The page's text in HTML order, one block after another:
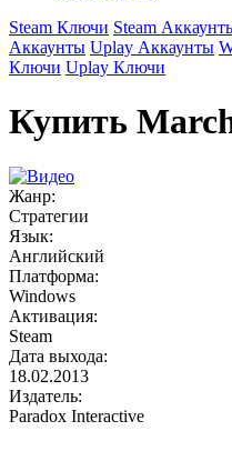
Steam Ключи Steam
Аккаунты Uplay Аккаунты
Ключи Uplay Ключи
Купить
Жанр:
Стратегии
Язык:
Английский
Платформа:
Windows
Активация:
Steam
Дата выхода:
18.02.2013
Издатель:
Paradox Interactive